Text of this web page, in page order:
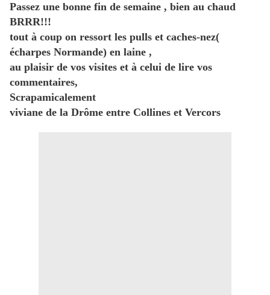
Passez une bonne fin de semaine , bien au chaud
BRRR!!!
tout à coup on ressort les pulls et caches-nez(
écharpes Normande) en laine ,
au plaisir de vos visites et à celui de lire vos
commentaires,
Scrapamicalement
viviane de la Drôme entre Collines et Vercors